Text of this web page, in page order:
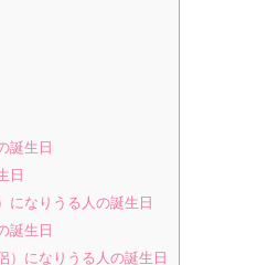
誕生日
日
になりうる人の誕生日
誕生日
）になりうる人の誕生日